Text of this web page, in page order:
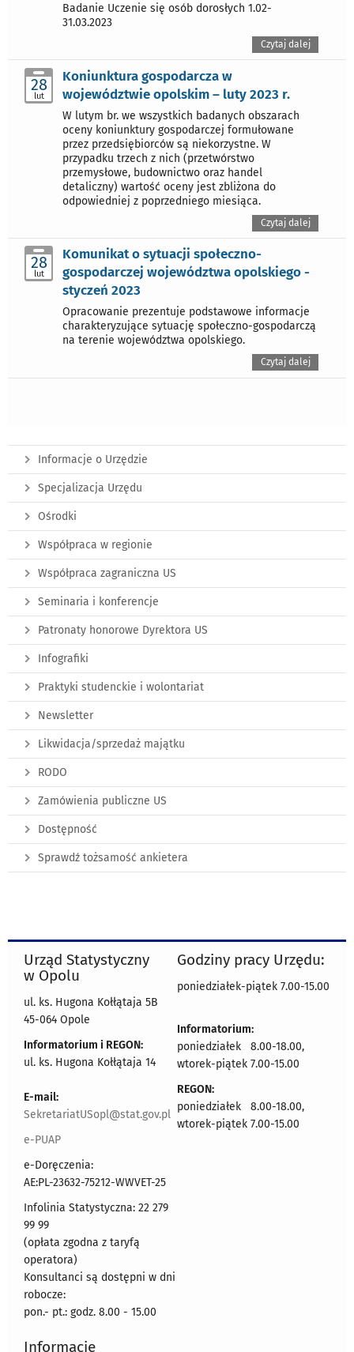
Badanie Uczenie się osób dorosłych 1.02-
31.03.2023
Czytaj dalej
28
lut
Koniunktura gospodarcza w
województwie opolskim – luty 2023 r.
W lutym br. we wszystkich badanych obszarach
oceny koniunktury gospodarczej formułowane
przez przedsiębiorców są niekorzystne. W
przypadku trzech z nich (przetwórstwo
przemysłowe, budownictwo oraz handel
detaliczny) wartość oceny jest zbliżona do
odpowiedniej z poprzedniego miesiąca.
Czytaj dalej
28
lut
Komunikat o sytuacji społeczno-
gospodarczej województwa opolskiego -
styczeń 2023
Opracowanie prezentuje podstawowe informacje
charakteryzujące sytuację społeczno-gospodarczą
na terenie województwa opolskiego.
Czytaj dalej
Informacje o Urzędzie
Specjalizacja Urzędu
Ośrodki
Współpraca w regionie
Współpraca zagraniczna US
Seminaria i konferencje
Patronaty honorowe Dyrektora US
Infografiki
Praktyki studenckie i wolontariat
Newsletter
Likwidacja/sprzedaż majątku
RODO
Zamówienia publiczne US
Dostępność
Sprawdź tożsamość ankietera
Urząd Statystyczny
w Opolu
ul. ks. Hugona Kołłątaja 5B
45-064 Opole
Informatorium i REGON:
ul. ks. Hugona Kołłątaja 14
E-mail:
SekretariatUSopl@stat.gov.pl
e-PUAP
e-Doręczenia:
AE:PL-23632-75212-WWVET-25
Infolinia Statystyczna: 22 279
99 99
(opłata zgodna z taryfą
operatora)
Konsultanci są dostępni w dni
robocze:
pon.- pt.: godz. 8.00 - 15.00
Godziny pracy Urzędu:
poniedziałek-piątek 7.00-15.00
Informatorium:
poniedziałek 8.00-18.00,
wtorek-piątek 7.00-15.00
REGON:
poniedziałek 8.00-18.00,
wtorek-piątek 7.00-15.00
Informacje